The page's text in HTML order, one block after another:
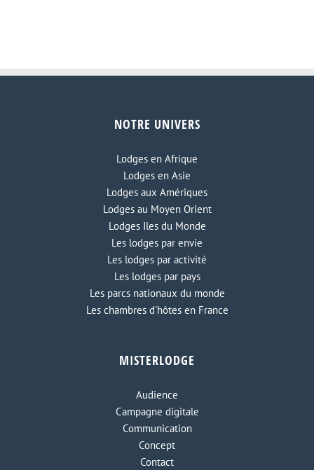
NOTRE UNIVERS
Lodges en Afrique
Lodges en Asie
Lodges aux Amériques
Lodges au Moyen Orient
Lodges Iles du Monde
Les lodges par envie
Les lodges par activité
Les lodges par pays
Les parcs nationaux du monde
Les chambres d'hôtes en France
MISTERLODGE
Audience
Campagne digitale
Communication
Concept
Contact